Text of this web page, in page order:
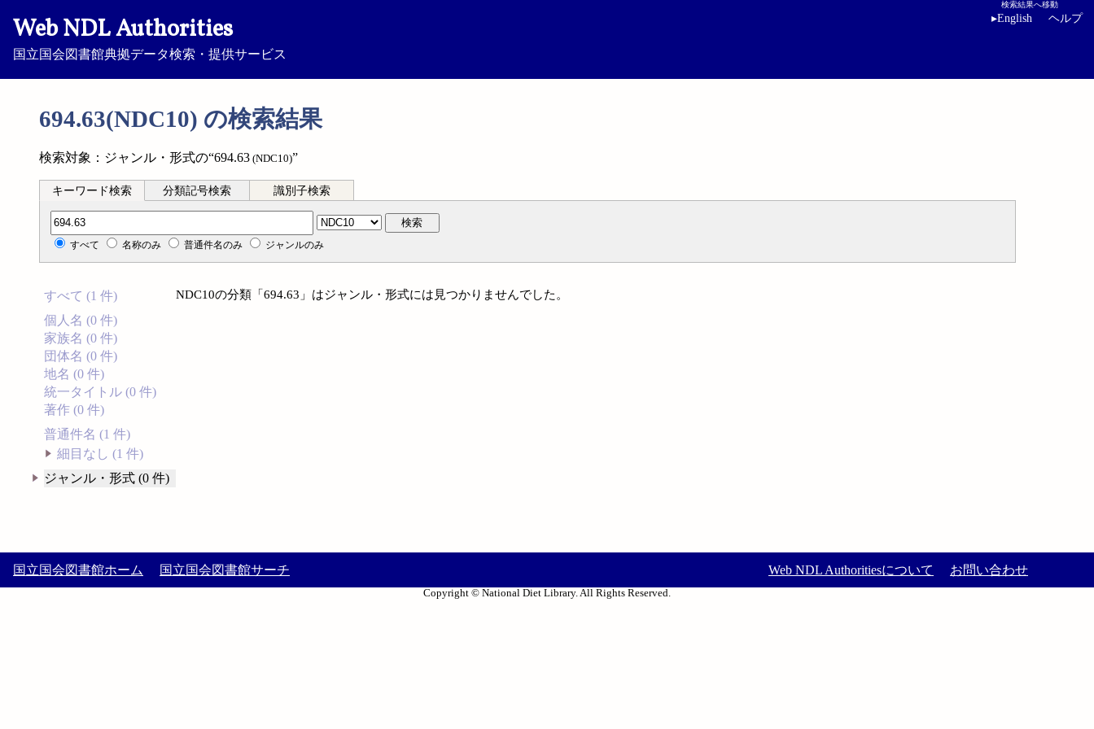
Web NDL Authorities
国立国会図書館典拠データ検索・提供サービス
検索結果へ移動
▸English ヘルプ
694.63(NDC10) の検索結果
検索対象：ジャンル・形式の“694.63 (NDC10)”
キーワード検索 分類記号検索 識別子検索
分類記号検索 検索
すべて 名称のみ 普通件名のみ ジャンルのみ
すべて (1 件)
個人名 (0 件)
家族名 (0 件)
団体名 (0 件)
地名 (0 件)
統一タイトル (0 件)
著作 (0 件)
普通件名 (1 件)
細目なし (1 件)
ジャンル・形式 (0 件)
NDC10の分類「694.63」はジャンル・形式には見つかりませんでした。
国立国会図書館ホーム 国立国会図書館サーチ Web NDL Authoritiesについて お問い合わせ
Copyright © National Diet Library. All Rights Reserved.